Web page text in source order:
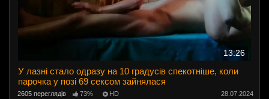
13:26
У лазні стало одразу на 10 градусів спекотніше, коли
парочка у позі 69 сексом зайнялася
2605 переглядів 73% HD 28.07.2024